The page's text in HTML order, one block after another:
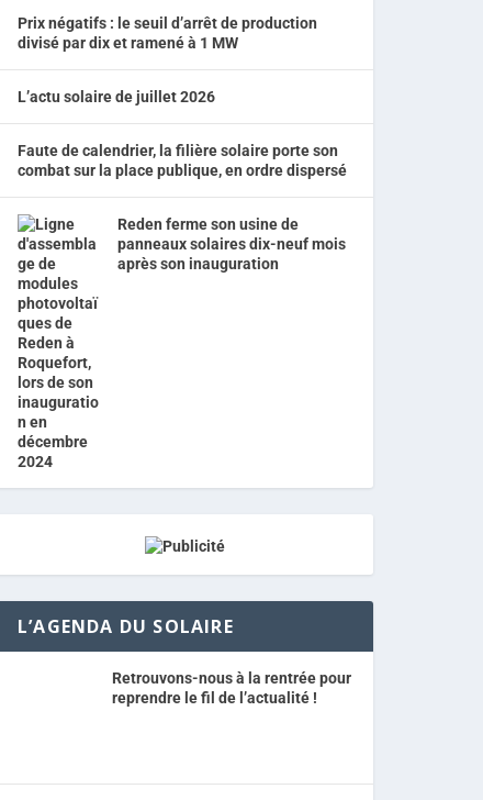
Prix négatifs : le seuil d’arrêt de production
divisé par dix et ramené à 1 MW
L’actu solaire de juillet 2026
Faute de calendrier, la filière solaire porte son
combat sur la place publique, en ordre dispersé
Reden ferme son usine de
panneaux solaires dix-neuf mois
après son inauguration
L’AGENDA DU SOLAIRE
Retrouvons-nous à la rentrée pour
reprendre le fil de l’actualité !